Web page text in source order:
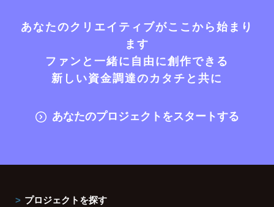
あなたのクリエイティブがここから始まり
ます
ファンと一緒に自由に創作できる
新しい資金調達のカタチと共に
あなたのプロジェクトをスタートする
プロジェクトを探す